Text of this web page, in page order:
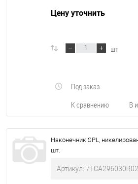
Цену уточнить
шт
К сравнению В
Под заказ
Наконечник SPL,
шт.
Артикул: